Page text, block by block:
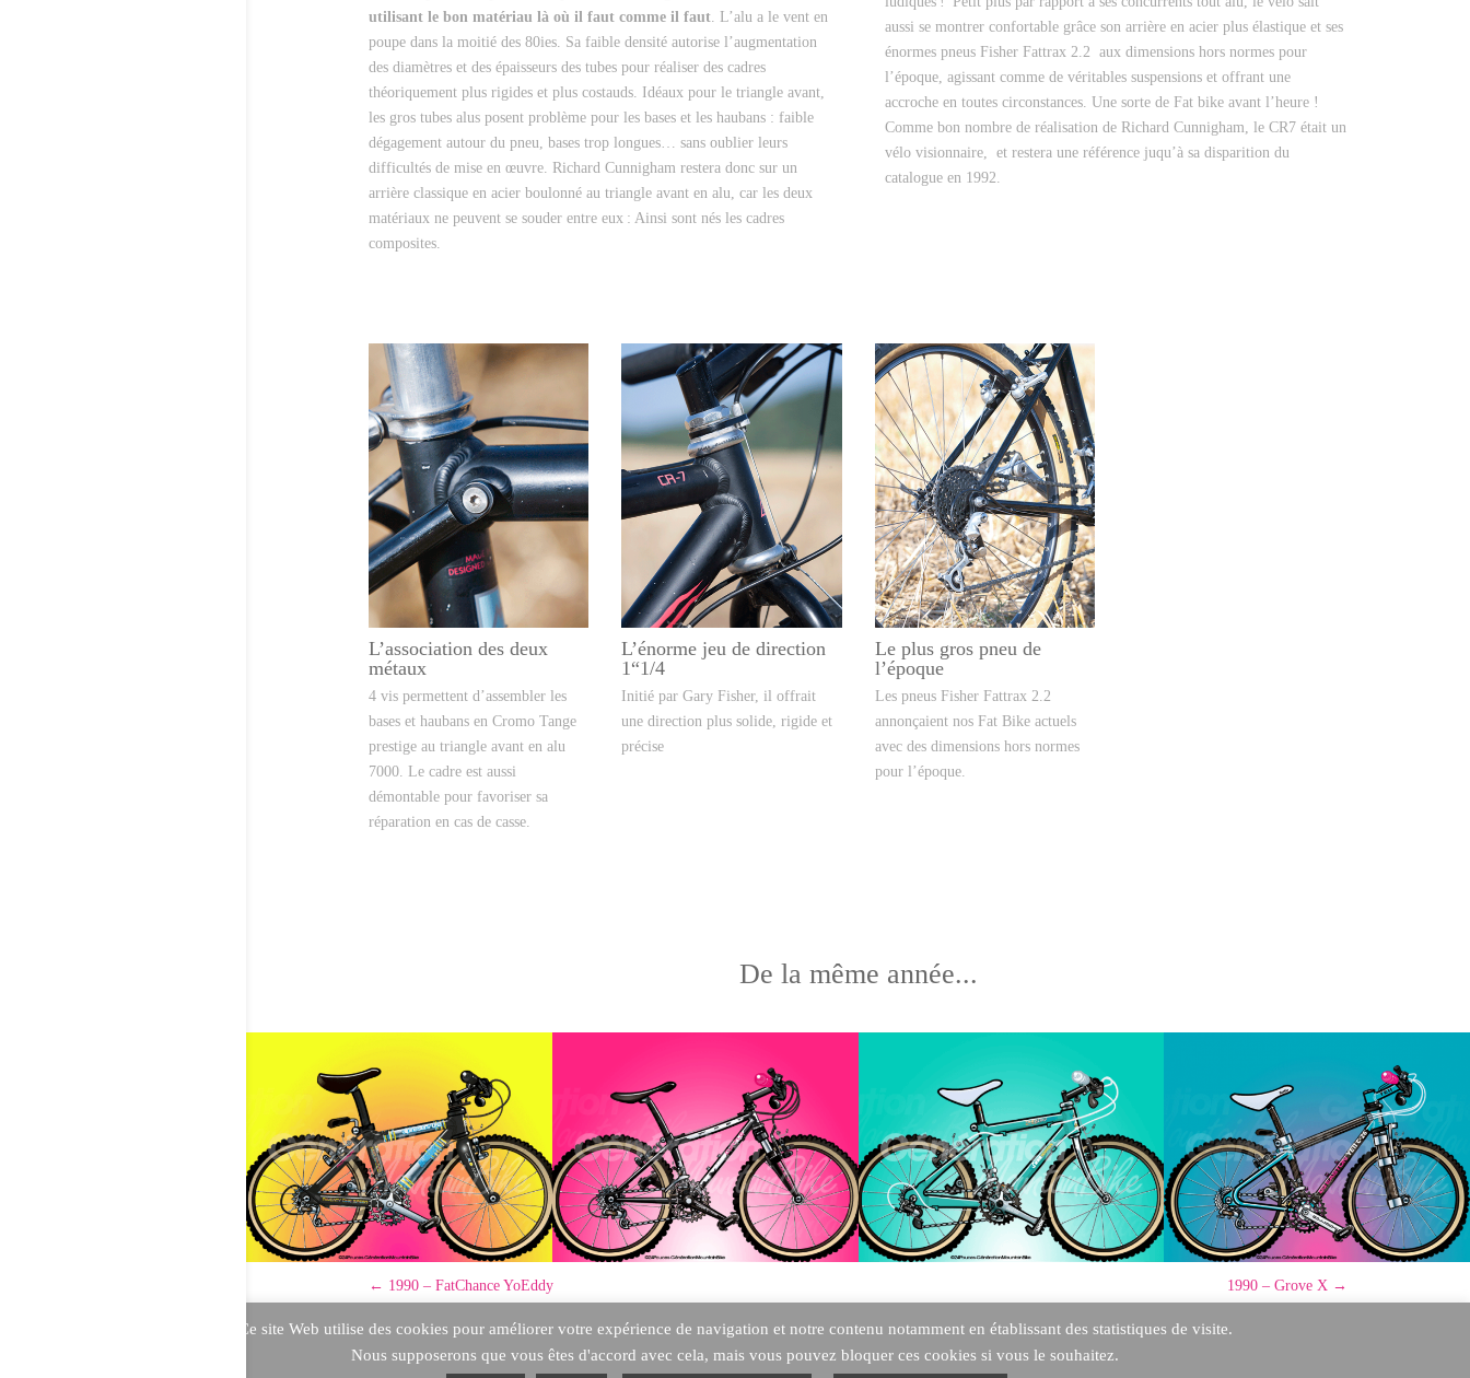
utilisant le bon matériau là où il faut comme il faut. L’alu a le vent en
poupe dans la moitié des 80ies. Sa faible densité autorise l’augmentation
des diamètres et des épaisseurs des tubes pour réaliser des cadres
théoriquement plus rigides et plus costauds. Idéaux pour le triangle avant,
les gros tubes alus posent problème pour les bases et les haubans : faible
dégagement autour du pneu, bases trop longues… sans oublier leurs
difficultés de mise en œuvre. Richard Cunnigham restera donc sur un
arrière classique en acier boulonné au triangle avant en alu, car les deux
matériaux ne peuvent se souder entre eux : Ainsi sont nés les cadres
composites.
aussi se montrer confortable grâce son arrièreen acier plus élastique et ses
énormes pneus Fisher Fattrax 2.2 aux dimensions hors normes pour
l’époque, agissant comme de véritables suspensions et offrant une
accroche en toutes circonstances. Une sorte de Fat bike avant l’heure !
Comme bon nombre de réalisation de Richard Cunnigham, le CR7 était un
vélo visionnaire, et restera une référence juqu’à sa disparition du
catalogue en 1992.
L’association des deux
métaux
4 vis permettent d’assembler les
bases et haubans en Cromo Tange
prestige au triangle avant en alu
7000. Le cadre est aussi
démontable pour favoriser sa
réparation en cas de casse.
L’énorme jeu de direction
1“1/4
Initié par Gary Fisher, il offrait
une direction plus solide, rigide et
précise
Le plus gros pneu de
l’époque
Les pneus Fisher Fattrax 2.2
annonçaient nos Fat Bike actuels
avec des dimensions hors normes
pour l’époque.
De la même année...
← 1990 – FatChance YoEddy 1990 – Grove X →
Mentions Légales Politique de confidentialité
Ce site Web utilise des cookies pour améliorer votre expérience de navigation et notre contenu notamment en établissant des statistiques de visite.
Nous supposerons que vous êtes d'accord avec cela, mais vous pouvez bloquer ces cookies si vous le souhaitez.